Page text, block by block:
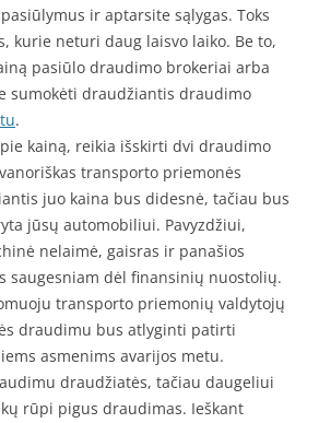
ir aptarsite sąlygas. Toks
kurie neturi daug laisvo laiko. Be to,
pasiūlo draudimo brokeriai arba
sumokėti draudžiantis draudimo
.
kainą, reikia išskirti dvi draudimo
transporto priemonės
juo kaina bus didesnė, tačiau bus
jūsų automobiliui. Pavyzdžiui,
nelaimė, gaisras ir panašios
saugesniam dėl finansinių nuostolių.
transporto priemonių valdytojų
draudimu bus atlyginti patirti
asmenims avarijos metu.
draudžiatės, tačiau daugeliui
rūpi pigus draudimas. Ieškant